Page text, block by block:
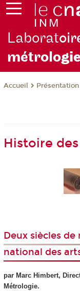
Laborat
métrologie
Accueil Présentation
Histoire
Deux siècles
national des
par Marc Himbert,
Métrologie.